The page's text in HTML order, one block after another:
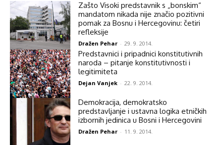
Zašto Visoki predstavnik s „bonskim“
mandatom nikada nije značio pozitivni
pomak za Bosnu i Hercegovinu: četiri
refleksije
Dražen Pehar - 29. 9. 2014.
Predstavnici i pripadnici konstitutivnih
naroda – pitanje konstitutivnosti i
legitimiteta
Dejan Vanjek - 22. 9. 2014.
Demokracija, demokratsko
predstavljanje i ustavna logika etničkih
izbornih jedinica u Bosni i Hercegovini
Dražen Pehar - 11. 9. 2014.